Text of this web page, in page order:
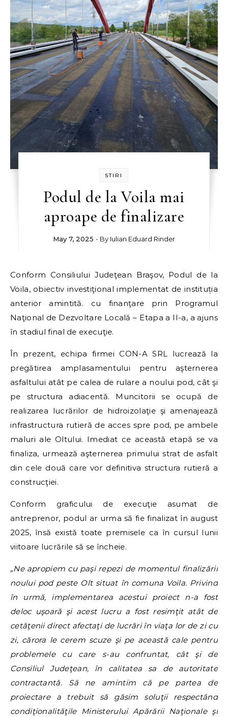
STIRI
Podul de la Voila mai
aproape de finalizare
May 7, 2025 - By Iulian Eduard Rinder
Conform Consiliului Judeţean Braşov, Podul de la
Voila, obiectiv investiţional implementat de instituția
anterior amintită. cu finanţare prin Programul
Naţional de Dezvoltare Locală – Etapa a II-a, a ajuns
în stadiul final de execuţie.
În prezent, echipa firmei CON-A SRL lucrează la
pregătirea amplasamentului pentru aşternerea
asfaltului atât pe calea de rulare a noului pod, cât şi
pe structura adiacentă. Muncitorii se ocupă de
realizarea lucrărilor de hidroizolaţie şi amenajează
infrastructura rutieră de acces spre pod, pe ambele
maluri ale Oltului. Imediat ce această etapă se va
finaliza, urmează aşternerea primului strat de asfalt
din cele două care vor definitiva structura rutieră a
construcţiei.
Conform graficului de execuţie asumat de
antreprenor, podul ar urma să fie finalizat în august
2025, însă există toate premisele ca în cursul lunii
viitoare lucrările să se încheie.
„Ne apropiem cu paşi repezi de momentul finalizării
noului pod peste Olt situat în comuna Voila. Privind
în urmă, implementarea acestui proiect n-a fost
deloc uşoară şi acest lucru a fost resimţit atât de
cetăţenii direct afectaţi de lucrări în viaţa lor de zi cu
zi, cărora le cerem scuze şi pe această cale pentru
problemele cu care s-au confruntat, cât şi de
Consiliul Judeţean, în calitatea sa de autoritate
contractantă. Să ne amintim că pe partea de
proiectare a trebuit să găsim soluţii respectând
condiţionalităţile Ministerului Apărării Naţionale şi